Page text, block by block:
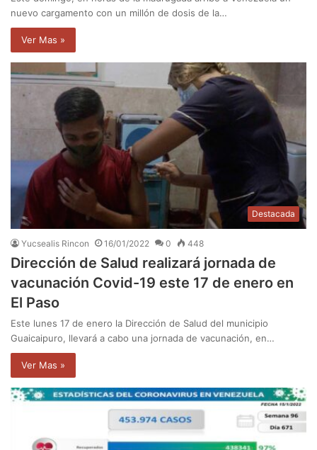
nuevo cargamento con un millón de dosis de la…
Ver Mas »
Destacada
Yucsealis Rincon 16/01/2022 0 448
Dirección de Salud realizará jornada de
vacunación Covid-19 este 17 de enero en
El Paso
Este lunes 17 de enero la Dirección de Salud del municipio
Guaicaipuro, llevará a cabo una jornada de vacunación, en…
Ver Mas »